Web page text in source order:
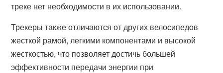
треке нет необходимости в их использовании.
Трекеры также отличаются от других велосипедов
жесткой рамой, легкими компонентами и высокой
жесткостью, что позволяет достичь большей
эффективности передачи энергии при